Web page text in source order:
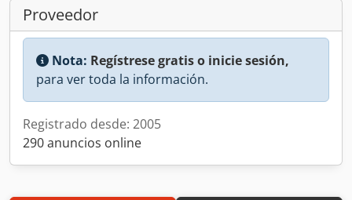
Proveedor
Nota: Regístrese gratis o inicie sesión,
para ver toda la información.
Registrado desde: 2005
290 anuncios online